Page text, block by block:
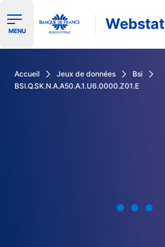
Ouvrir le menu de navigation
MENU Webstat
Accueil Jeux de données
Bsi
BSI.Q.SK.N.A.A50.A.1.U6.0000.Z01.E